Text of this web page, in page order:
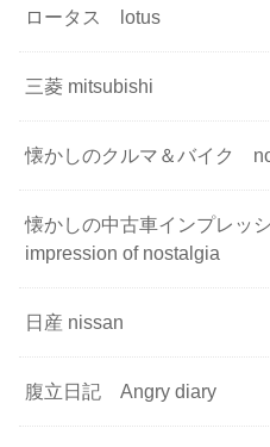
ロータス lotus
三菱 mitsubishi
懐かしのクルマ＆バイク
懐かしの中古車インプレ
impression of nostalgia
日産 nissan
腹立日記 Angry diary